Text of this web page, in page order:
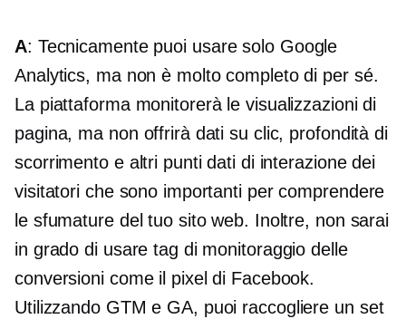
A: Tecnicamente puoi usare solo Google
Analytics, ma non è molto completo di per sé.
La piattaforma monitorerà le visualizzazioni di
pagina, ma non offrirà dati su clic, profondità di
scorrimento e altri punti dati di interazione dei
visitatori che sono importanti per comprendere
le sfumature del tuo sito web. Inoltre, non sarai
in grado di usare tag di monitoraggio delle
conversioni come il pixel di Facebook.
Utilizzando GTM e GA, puoi raccogliere un set